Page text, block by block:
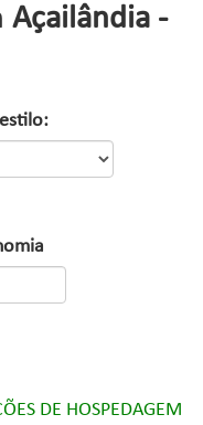
Açailândia -
DE HOSPEDAGEM